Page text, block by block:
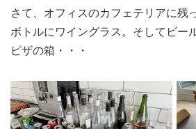
さて、オフィスのカフェテリアに残
ボトルにワイングラス。そしてビー
ピザの箱・・・